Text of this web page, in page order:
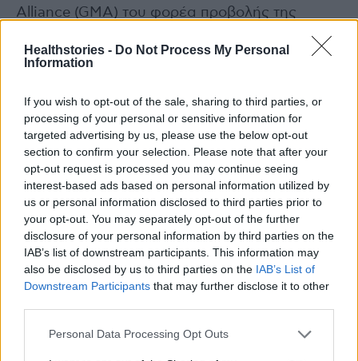
Healthstories - Do Not Process My Personal
Information
If you wish to opt-out of the sale, sharing to third parties, or
processing of your personal or sensitive information for
targeted advertising by us, please use the below opt-out
section to confirm your selection. Please note that after your
opt-out request is processed you may continue seeing
interest-based ads based on personal information utilized by
us or personal information disclosed to third parties prior to
your opt-out. You may separately opt-out of the further
disclosure of your personal information by third parties on the
IAB’s list of downstream participants. This information may
also be disclosed by us to third parties on the IAB’s List of
Downstream Participants that may further disclose it to other
Personal Data Processing Opt Outs
Alliance (GMA) του φορέα προβολής της
Ελλάδας ως συνεδριακού προορισμού που
έχουν δημιουργήσει το Γραφείο Συνεδρίων και
Athens-CVB), ο Σύνδεσμος Ελλήνων
Επαγγελματιών Εκδηλώσεων και Οργανωτών
Συνεδρίων –HAPCO & DES και το Γραφείο
Προσέλκυσης Συνεδρίων και Επισκεπτών
Θεσσαλονίκης (TCB), διοργανώθηκε
εκδήλωση δικτύωσης στο περίπτερο του, που
φιλοξένησε ο ΕΟΤ.
Η συμμετοχή της ΕΑΤΑ στη διεθνή έκθεση
επαγγελματικού και συνεδριακού τουρισμού
IMEX Frankfurt 2023 πραγματοποιήθηκε στο
πλαίσιο της πράξης «Ανάπτυξη και Προβολή
της Τουριστικής και Πολιτιστικής Ταυτότητας